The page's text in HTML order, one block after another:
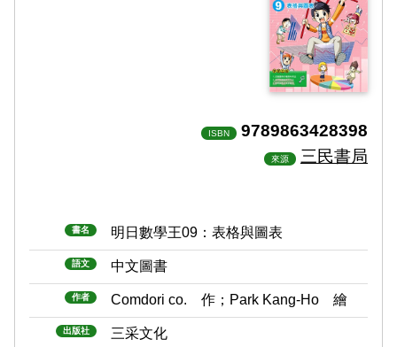
ISBN 9789863428398
來源 三民書局
書名 明日數學王09：表格與圖表
語文 中文圖書
作者 Comdori co. 作；Park Kang-Ho 繪
出版社 三采文化